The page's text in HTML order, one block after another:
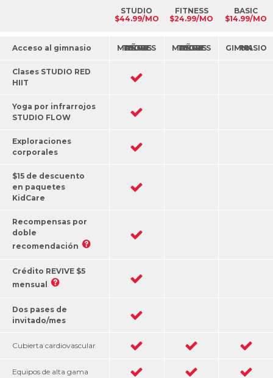
BASIC
$14.99/MO
FITNESS
$24.99/MO
STUDIO
$44.99/MO
Acceso al gimnasio UN GIMNASIO
TODOS LOS MAYORES DE 70 AÑOS
TODOS LOS MAYORES DE 70 AÑOS
Clases STUDIO RED
HIIT
Yoga por infrarrojos
STUDIO FLOW
Exploraciones
corporales
$15 de descuento
en paquetes
KidCare
Recompensas por
doble
recomendación
Crédito REVIVE $5
mensual
Dos pases de
invitado/mes
Cubierta cardiovascular
Equipos de alta gama